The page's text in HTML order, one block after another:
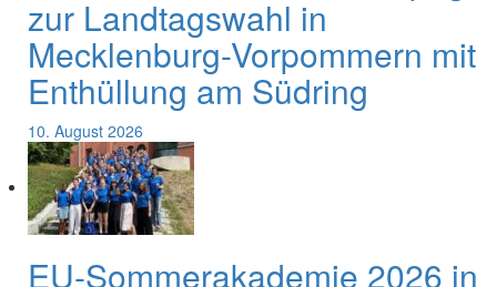
zur Landtagswahl in
Mecklenburg-Vorpommern mit
Enthüllung am Südring
10. August 2026
EU-Sommerakademie 2026 in